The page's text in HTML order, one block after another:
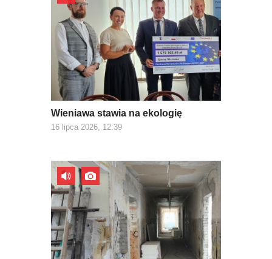
Wieniawa stawia na ekologię
16 lipca 2026, 12:39